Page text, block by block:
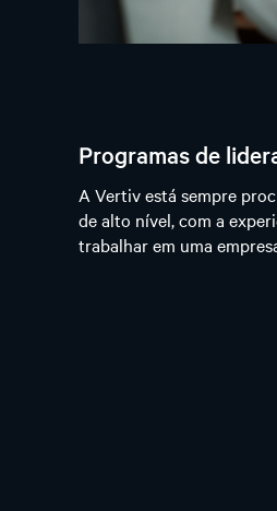
Programas de
A Vertiv está sempre
de alto nível, com a
trabalhar em uma